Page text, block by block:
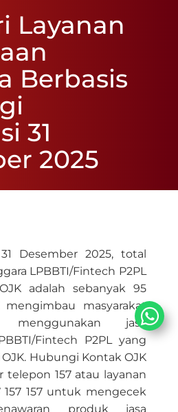
Layanan
Berbasis
31
2025
Desember 2025, total
LPBBTI/Fintech P2PL
adalah sebanyak 95
mengimbau masyarakat
jasa
Fintech P2PL yang
Hubungi Kontak OJK
telepon 157 atau layanan
157 157 untuk mengecek
produk jasa